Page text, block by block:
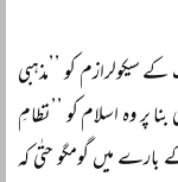
کو ’’مذہبی
پر وہ اسلام کو ’’نظامِ
بارے میں گومگو حتٰی کہ